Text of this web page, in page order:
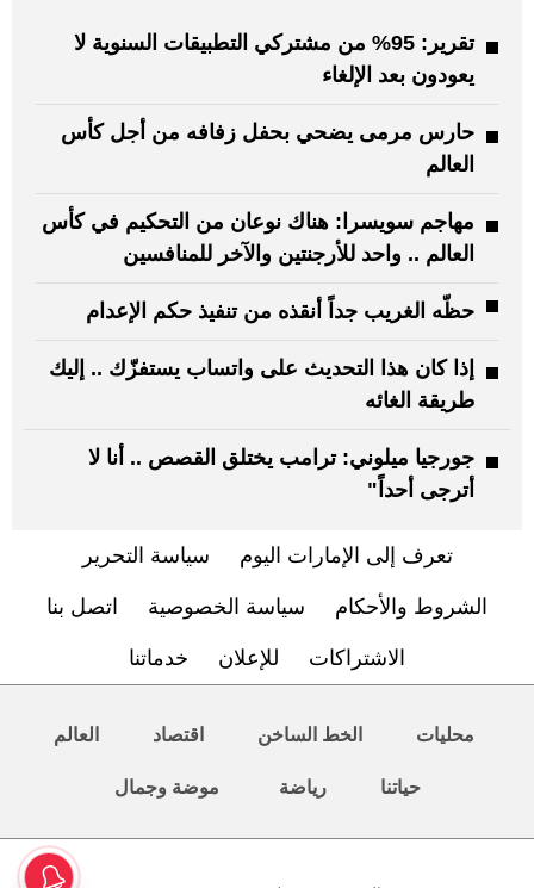
تقرير: 95% من مشتركي التطبيقات السنوية لا
يعودون بعد الإلغاء
حارس مرمى يضحي بحفل زفافه من أجل كأس
العالم
مهاجم سويسرا: هناك نوعان من التحكيم في كأس
العالم .. واحد للأرجنتين والآخر للمنافسين
حظّه الغريب جداً أنقذه من تنفيذ حكم الإعدام
إذا كان هذا التحديث على واتساب يستفزّك .. إليك
طريقة الغائه
جورجيا ميلوني: ترامب يختلق القصص .. أنا لا
أترجى أحداً"
تعرف إلى الإمارات اليوم سياسة التحرير
الشروط والأحكام سياسة الخصوصية اتصل بنا
الاشتراكات للإعلان خدماتنا
محليات الخط الساخن اقتصاد العالم
حياتنا رياضة موضة وجمال